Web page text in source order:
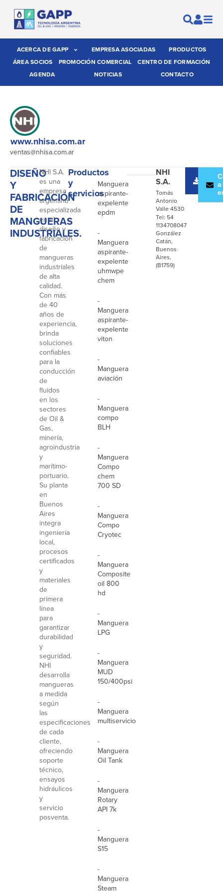
ACERCA DE GAPP EMPRESA ASOCIADAS
PRODUCTOS
ÁREA SOCIOS
PROMOCIÓN COMERCIAL
CENTRO DE FORMACIÓN
AGENDA
NOTICIAS CONTACTO
www.nhisa.com.ar
ventas@nhisa.com.ar
DISEÑO
Y
FABRICACIÓN
DE
MANGUERAS
INDUSTRIALES.
NHI S.A.
es una
empresa
argentina
especializada
en el
diseño y
fabricación
de
mangueras
industriales
de alta
calidad.
Con más
de 40
años de
experiencia,
brinda
soluciones
confiables
para la
conducción
de
fluidos
en los
sectores
de Oil &
Gas,
minería,
agroindustria
y
marítimo-
portuario.
Su planta
en
Buenos
Aires
integra
ingeniería
local,
procesos
certificados
y
materiales
de
primera
línea
para
garantizar
durabilidad
y
seguridad.
NHI
desarrolla
mangueras
a medida
según
las
especificaciones
de cada
cliente,
ofreciendo
soporte
técnico,
ensayos
hidráulicos
y
servicio
posventa.
Productos
y
servicios
-
Manguera
aspirante-
expelente
epdm
-
Manguera
aspirante-
expelente
uhmwpe
chem
-
Manguera
aspirante-
expelente
viton
-
Manguera
aviación
-
Manguera
compo
BLH
-
Manguera
Compo
chem
700 SD
-
Manguera
Compo
Cryotec
-
Manguera
Composite
oil 800
hd
-
Manguera
LPG
-
Manguera
MUD
150/400psi
-
Manguera
multiservicio
-
Manguera
Oil Tank
-
Manguera
Rotary
API 7k
-
Manguera
S15
-
Manguera
Steam
NHI
S.A.
Tomás
Antonio
Valle 4530
Tel: 54
1134708047
González
Catán,
Buenos
Aires,
(B1759)